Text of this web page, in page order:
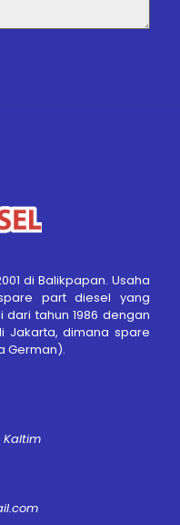
di Balikpapan. Usaha
part diesel yang
tahun 1986 dengan
Jakarta, dimana spare
German).
Kaltim